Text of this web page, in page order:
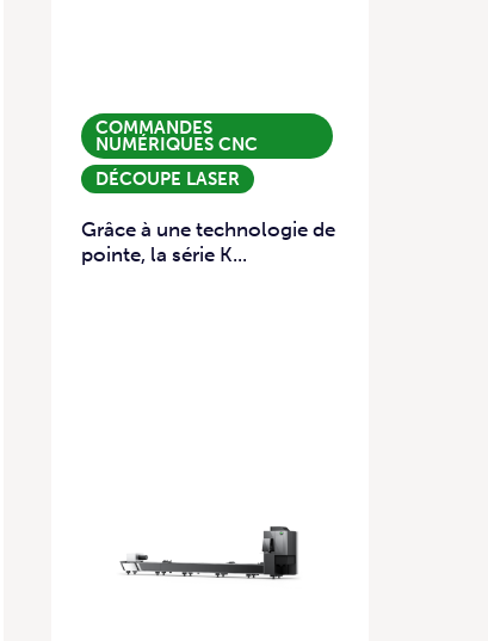
COMMANDES
NUMÉRIQUES CNC
DÉCOUPE LASER
Grâce à une technologie de
pointe, la série K...